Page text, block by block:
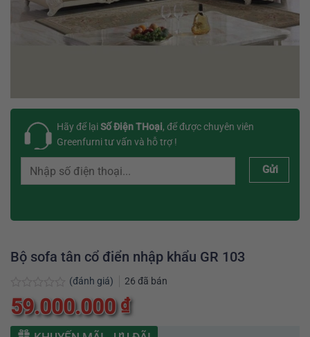
Hãy để lạiSố Điện THoại, để được chuyên viên
Greenfurni tư vấn và hỗ trợ !
Gửi
Bộ sofa tân cổ điển nhập khẩu GR 103
Được
xếp
hạng
(đánh giá) 26 đã bán
59.000.000₫